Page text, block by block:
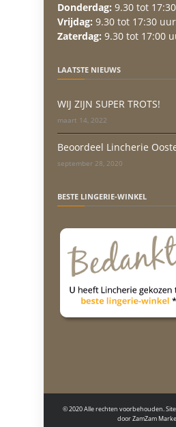
Donderdag: 9.30 tot
Vrijdag: 9.30 tot 17:30 uur
Zaterdag: 9.30 tot 17:00
LAATSTE NIEUWS
WIJ ZIJN SUPER TROTS!
maart 14, 2022
Beoordeel Lincherie
september 28, 2020
BESTE LINGERIE-WINKEL
© 2020 Alle rechten voorbehouden.
doorZamZam